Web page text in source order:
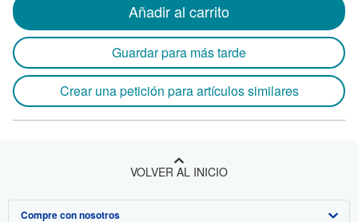
Añadir al carrito
Guardar para más tarde
Crear una petición para artículos similares
VOLVER AL INICIO
Compre con nosotros